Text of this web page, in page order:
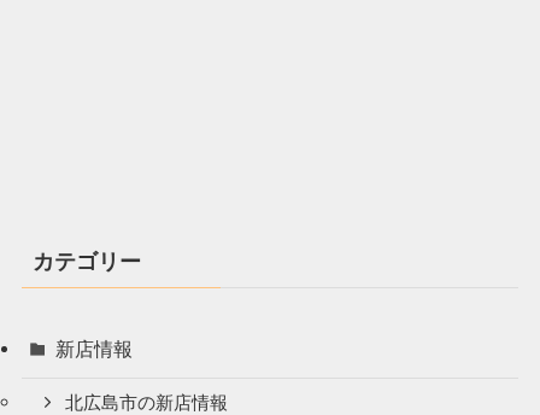
カテゴリー
新店情報
北広島市の新店情報